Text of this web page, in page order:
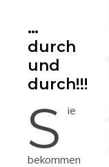
…
durch
und
durch!!!
S ie
bekommen